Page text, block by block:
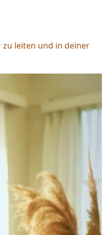
zu leiten und in deiner